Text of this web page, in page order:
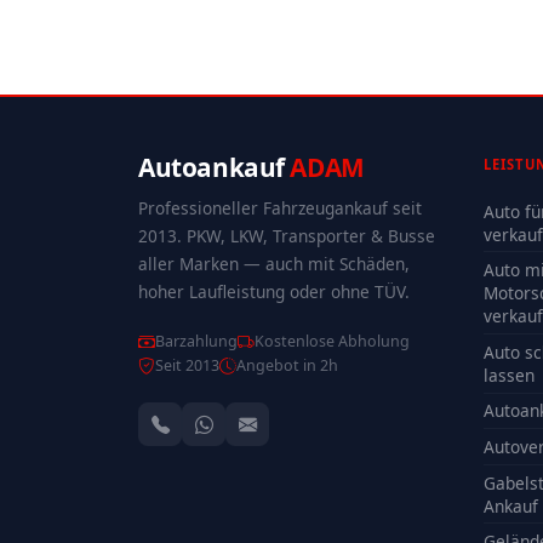
AutoankaufADAM
Professioneller Fahrzeugankauf seit
2013. PKW, LKW, Transporter & Busse
aller Marken — auch mit Schäden,
hoher Laufleistung oder ohne TÜV.
Barzahlung
Kostenlose Abholung
Seit 2013
Angebot in 2h
Auto
Auto
Auto
lassen
Ankauf